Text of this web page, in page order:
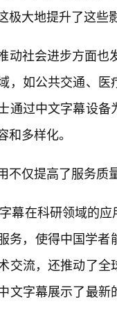
极大地提升了这些
动社会进步方面也
，如公共交通、
通过中文字幕设
和多样化。
不仅提高了服务质
幕在科研领域的
务，使得中国学
交流，还推动了
文字幕展示了最